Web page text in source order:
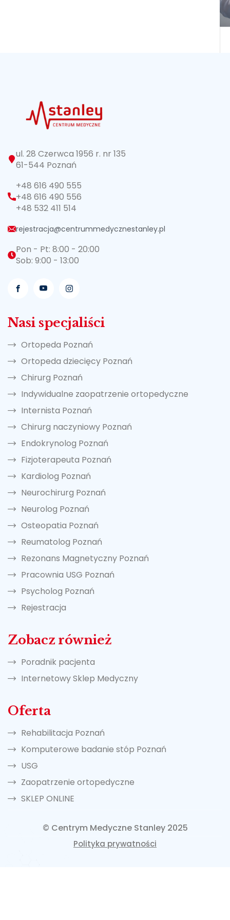
ul. 28 Czerwca 1956 r. nr 135
61-544 Poznań
+48 616 490 555
+48 616 490 556
+48 532 411 514
rejestracja@centrummedycznestanley.pl
Pon - Pt: 8:00 - 20:00
Sob: 9:00 - 13:00
Nasi specjaliści
Ortopeda Poznań
Ortopeda dziecięcy Poznań
Chirurg Poznań
Indywidualne zaopatrzenie ortopedyczne
Internista Poznań
Chirurg naczyniowy Poznań
Endokrynolog Poznań
Fizjoterapeuta Poznań
Kardiolog Poznań
Neurochirurg Poznań
Neurolog Poznań
Osteopatia Poznań
Reumatolog Poznań
Rezonans Magnetyczny Poznań
Pracownia USG Poznań
Psycholog Poznań
Rejestracja
Zobacz również
Poradnik pacjenta
Internetowy Sklep Medyczny
Oferta
Rehabilitacja Poznań
Komputerowe badanie stóp Poznań
USG
Zaopatrzenie ortopedyczne
SKLEP ONLINE
© Centrym Medyczne Stanley 2025
Polityka prywatności